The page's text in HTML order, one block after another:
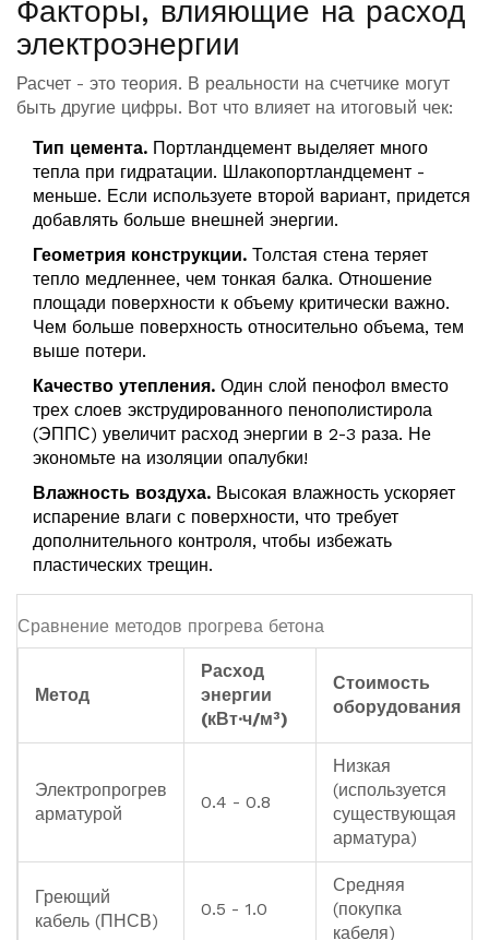
Факторы, влияющие на расход
электроэнергии
Расчет - это теория. В реальности на счетчике могут
быть другие цифры. Вот что влияет на итоговый чек:
Тип цемента. Портландцемент выделяет много
тепла при гидратации. Шлакопортландцемент -
меньше. Если используете второй вариант, придется
добавлять больше внешней энергии.
Геометрия конструкции. Толстая стена теряет
тепло медленнее, чем тонкая балка. Отношение
площади поверхности к объему критически важно.
Чем больше поверхность относительно объема, тем
выше потери.
Качество утепления. Один слой пенофол вместо
трех слоев экструдированного пенополистирола
(ЭППС) увеличит расход энергии в 2-3 раза. Не
экономьте на изоляции опалубки!
Влажность воздуха. Высокая влажность ускоряет
испарение влаги с поверхности, что требует
дополнительного контроля, чтобы избежать
пластических трещин.
Сравнение методов прогрева бетона
Метод
Расход
энергии
(кВт·ч/м³)
Стоимость
оборудования
Электропрогрев
арматурой
0.4 - 0.8
Низкая
(используется
существующая
арматура)
Греющий
кабель (ПНСВ)
0.5 - 1.0
Средняя
(покупка
кабеля)